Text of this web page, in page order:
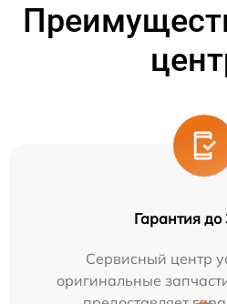
Гарантия до
Сервисный центр
оригинальные